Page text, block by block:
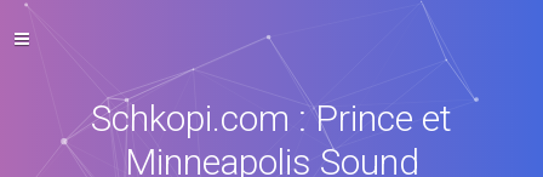
Schkopi.com : Prince et
Minneapolis Sound